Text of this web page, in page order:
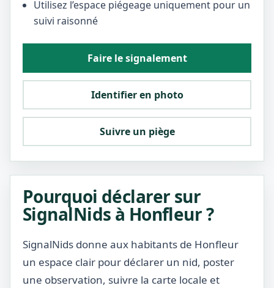
Utilisez l’espace piégeage uniquement pour un
suivi raisonné
Faire le signalement
Identifier en photo
Suivre un piège
Pourquoi déclarer sur
SignalNids à Honfleur ?
SignalNids donne aux habitants de Honfleur
un espace clair pour déclarer un nid, poster
une observation, suivre la carte locale et